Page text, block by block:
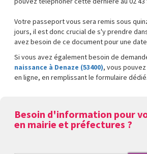
Votre passeport vous sera remis sous
jours, il est donc crucial de s'y prendre
avez besoin de ce document pour une
Si vous avez également besoin de
naissance à Denaze (53400), vous
en ligne, en remplissant le formulaire dédié.
Besoin d'information pour
en mairie et préfectures ?